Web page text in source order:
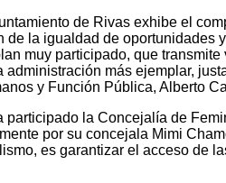
de Rivas exhibe el
de la igualdad de oportunidades
muy participado, que
más ejemplar,
y Función Pública, Alberto
participado la Concejalía de
por su concejala Mimi
es garantizar el acceso de